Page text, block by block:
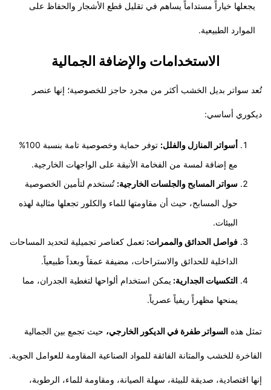
يجعلها خياراً مستداماً يساهم في تقليل قطع الأشجار والحفاظ على
الموارد الطبيعية.
​الاستخدامات والإضافة الجمالية
​تُعد سواتر بديل الخشب أكثر من مجرد حاجز للخصوصية؛ إنها عنصر
ديكوري أساسي:
​أسواتر المنازل والفلل:
توفر حماية وخصوصية تامة بنسبة 100%
مع إضافة لمسة من الفخامة الأنيقة على الواجهات الخارجية.
سواتر المسابح والجلسات الخارجية: تُستخدم لتأمين الخصوصية
حول المسابح، حيث أن مقاومتها للماء والكلور تجعلها مثالية لهذه
البيئات.
فواصل الحدائق والممرات: تعمل كعناصر تجميلية لتحديد المساحات
الداخلية للحدائق والاستراحات، مضيفة عمقاً وبعداً طبيعياً.
​التكسيات الجدارية: يمكن استخدام ألواحها لتغطية الجدران، مما
يمنحها مظهراً ريفياً عصرياً.
تمثل هذه السواتر طفرة في الديكور الخارجي، حيث تجمع بين الجمالية
الفاخرة للخشب والمتانة الفائقة للمواد الصناعية المقاومة للعوامل الجوية.
إنها اقتصادية، صديقة للبيئة، سهلة الصيانة، ومقاومة للماء، الرطوبة،